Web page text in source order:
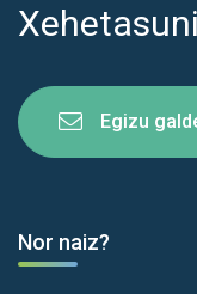
Egizu
Nor naiz?